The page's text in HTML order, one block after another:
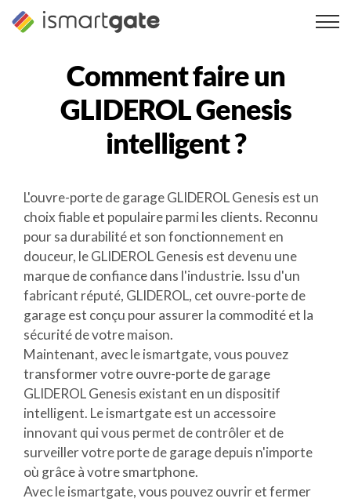
Skip
Comment faire un
GLIDEROL Genesis
intelligent ?
L'ouvre-porte de garage GLIDEROL Genesis est un
choix fiable et populaire parmi les clients. Reconnu
pour sa durabilité et son fonctionnement en
douceur, le GLIDEROL Genesis est devenu une
marque de confiance dans l'industrie. Issu d'un
fabricant réputé, GLIDEROL, cet ouvre-porte de
garage est conçu pour assurer la commodité et la
sécurité de votre maison.
Maintenant, avec le ismartgate, vous pouvez
transformer votre ouvre-porte de garage
GLIDEROL Genesis existant en un dispositif
intelligent. Le ismartgate est un accessoire
innovant qui vous permet de contrôler et de
surveiller votre porte de garage depuis n'importe
où grâce à votre smartphone.
Avec le ismartgate, vous pouvez ouvrir et fermer